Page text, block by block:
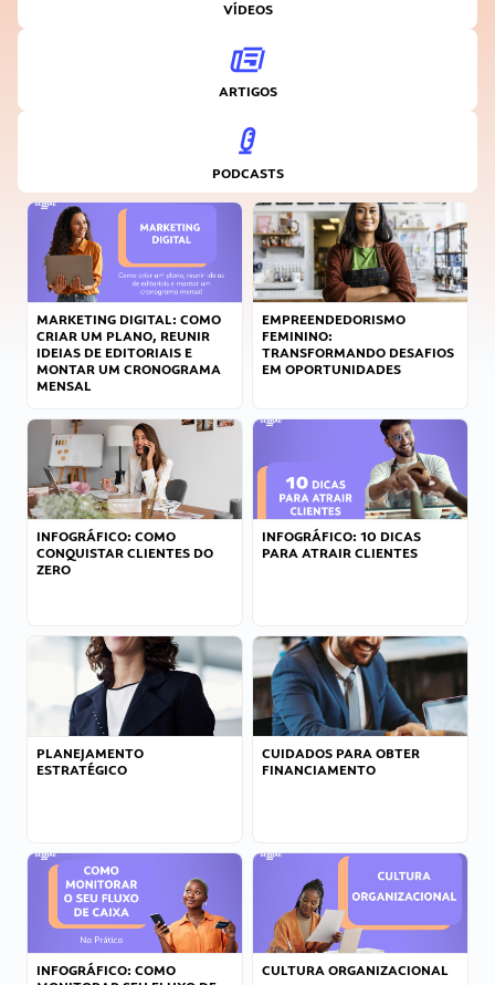
VÍDEOS
ARTIGOS
PODCASTS
MARKETING DIGITAL: COMO
CRIAR UM PLANO, REUNIR
IDEIAS DE EDITORIAIS E
MONTAR UM CRONOGRAMA
MENSAL
EMPREENDEDORISMO
FEMININO:
TRANSFORMANDO DESAFIOS
EM OPORTUNIDADES
INFOGRÁFICO: COMO
CONQUISTAR CLIENTES DO
ZERO
INFOGRÁFICO: 10 DICAS
PARA ATRAIR CLIENTES
PLANEJAMENTO
ESTRATÉGICO
CUIDADOS PARA OBTER
FINANCIAMENTO
INFOGRÁFICO: COMO
CULTURA ORGANIZACIONAL